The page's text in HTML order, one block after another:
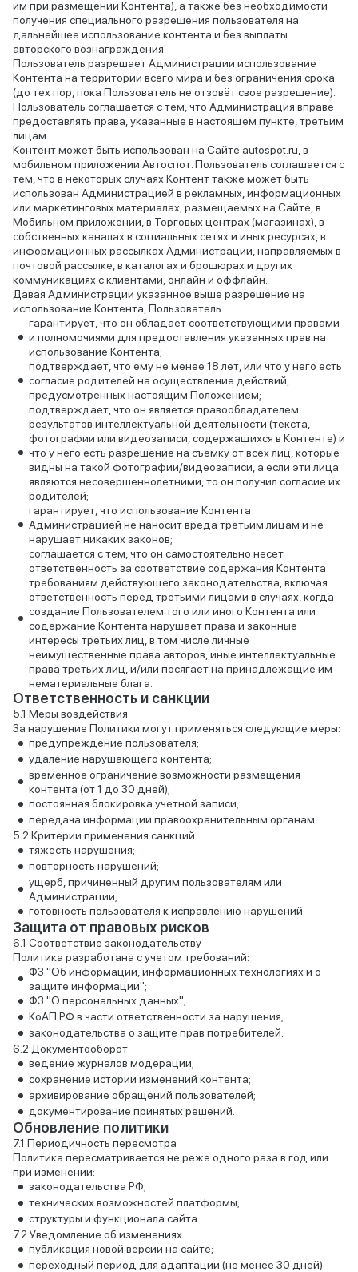
им при размещении Контента), а также без необходимости
получения специального разрешения пользователя на
дальнейшее использование контента и без выплаты
авторского вознаграждения.
Пользователь разрешает Администрации использование
Контента на территории всего мира и без ограничения срока
(до тех пор, пока Пользователь не отзовёт свое разрешение).
Пользователь соглашается с тем, что Администрация вправе
предоставлять права, указанные в настоящем пункте, третьим
лицам.
Контент может быть использован на Сайте autospot.ru, в
мобильном приложении Автоспот. Пользователь соглашается с
тем, что в некоторых случаях Контент также может быть
использован Администрацией в рекламных, информационных
или маркетинговых материалах, размещаемых на Сайте, в
Мобильном приложении, в Торговых центрах (магазинах), в
собственных каналах в социальных сетях и иных ресурсах, в
информационных рассылках Администрации, направляемых в
почтовой рассылке, в каталогах и брошюрах и других
коммуникациях с клиентами, онлайн и оффлайн.
Давая Администрации указанное выше разрешение на
использование Контента, Пользователь:
гарантирует, что он обладает соответствующими правами
и полномочиями для предоставления указанных прав на
использование Контента;
подтверждает, что ему не менее 18 лет, или что у него есть
согласие родителей на осуществление действий,
предусмотренных настоящим Положением;
подтверждает, что он является правообладателем
результатов интеллектуальной деятельности (текста,
фотографии или видеозаписи, содержащихся в Контенте) и
что у него есть разрешение на съемку от всех лиц, которые
видны на такой фотографии/видеозаписи, а если эти лица
являются несовершеннолетними, то он получил согласие их
родителей;
гарантирует, что использование Контента
Администрацией не наносит вреда третьим лицам и не
нарушает никаких законов;
соглашается с тем, что он самостоятельно несет
ответственность за соответствие содержания Контента
требованиям действующего законодательства, включая
ответственность перед третьими лицами в случаях, когда
создание Пользователем того или иного Контента или
содержание Контента нарушает права и законные
интересы третьих лиц, в том числе личные
неимущественные права авторов, иные интеллектуальные
права третьих лиц, и/или посягает на принадлежащие им
нематериальные блага.
Ответственность и санкции
Меры воздействия
За нарушение Политики могут применяться следующие меры:
предупреждение пользователя;
удаление нарушающего контента;
временное ограничение возможности размещения
контента (от 1 до 30 дней);
постоянная блокировка учетной записи;
передача информации правоохранительным органам.
Критерии применения санкций
тяжесть нарушения;
повторность нарушений;
ущерб, причиненный другим пользователям или
Администрации;
готовность пользователя к исправлению нарушений.
Защита от правовых рисков
Соответствие законодательству
Политика разработана с учетом требований:
ФЗ "Об информации, информационных технологиях и о
защите информации";
ФЗ "О персональных данных";
КоАП РФ в части ответственности за нарушения;
законодательства о защите прав потребителей.
Документооборот
ведение журналов модерации;
сохранение истории изменений контента;
архивирование обращений пользователей;
документирование принятых решений.
Обновление политики
Периодичность пересмотра
Политика пересматривается не реже одного раза в год или
при изменении:
законодательства РФ;
технических возможностей платформы;
структуры и функционала сайта.
Уведомление об изменениях
публикация новой версии на сайте;
переходный период для адаптации (не менее 30 дней).